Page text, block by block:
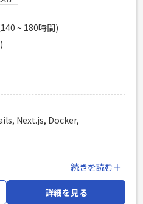
が5年以上ある方 ・
連携しながら開発を進めた経
キテクチャを理解しており議
て要件定義からテストまで一
・複雑な業務やシステムを
きる方
開発経験4年以上
~ 180時間)
Next.js, Docker,
トのテーブルオーダーシステ
いたします。 2022年7月に正
で、以後も継続して機能開発を
続きを読む＋
詳細を見る